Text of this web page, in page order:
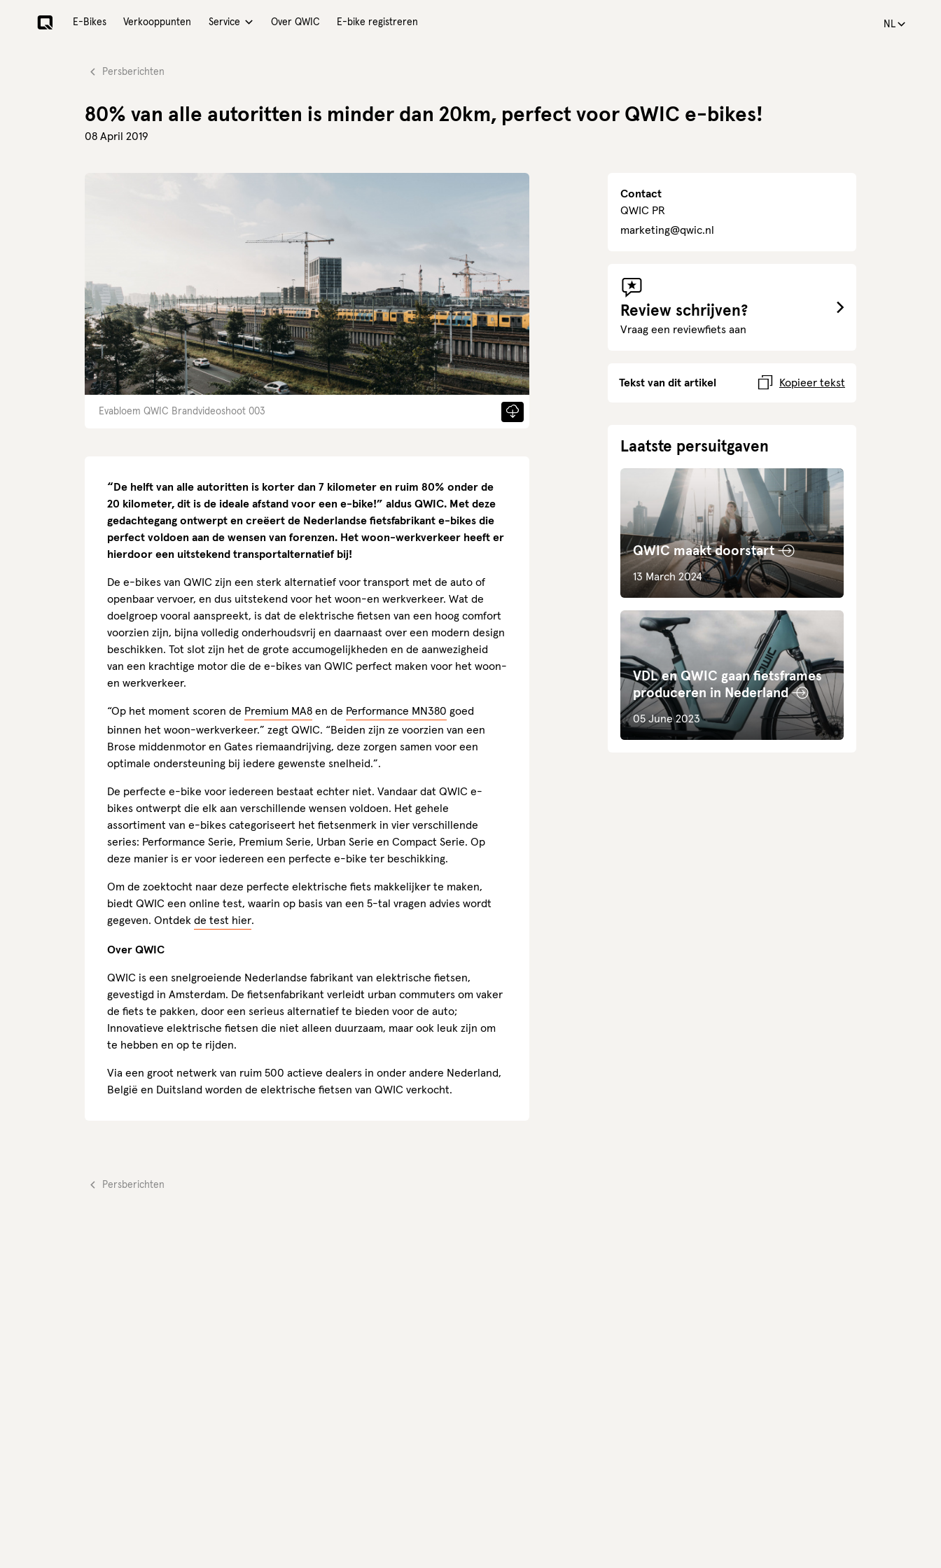
E-Bikes Verkooppunten Service Over QWIC E-bike registreren NL
Persberichten
80% van alle autoritten is minder dan 20km, perfect voor QWIC e-bikes!
08 April 2019
Evabloem QWIC Brandvideoshoot 003
“De helft van alle autoritten is korter dan 7 kilometer en ruim 80% onder de
20 kilometer, dit is de ideale afstand voor een e-bike!” aldus QWIC. Met deze
gedachtegang ontwerpt en creëert de Nederlandse fietsfabrikant e-bikes die
perfect voldoen aan de wensen van forenzen. Het woon-werkverkeer heeft er
hierdoor een uitstekend transportalternatief bij!
De e-bikes van QWIC zijn een sterk alternatief voor transport met de auto of
openbaar vervoer, en dus uitstekend voor het woon-en werkverkeer. Wat de
doelgroep vooral aanspreekt, is dat de elektrische fietsen van een hoog comfort
voorzien zijn, bijna volledig onderhoudsvrij en daarnaast over een modern design
beschikken. Tot slot zijn het de grote accumogelijkheden en de aanwezigheid
van een krachtige motor die de e-bikes van QWIC perfect maken voor het woon-
en werkverkeer.
“Op het moment scoren de Premium MA8 en de Performance MN380 goed
binnen het woon-werkverkeer.” zegt QWIC. “Beiden zijn ze voorzien van een
Brose middenmotor en Gates riemaandrijving, deze zorgen samen voor een
optimale ondersteuning bij iedere gewenste snelheid.”.
De perfecte e-bike voor iedereen bestaat echter niet. Vandaar dat QWIC e-
bikes ontwerpt die elk aan verschillende wensen voldoen. Het gehele
assortiment van e-bikes categoriseert het fietsenmerk in vier verschillende
series: Performance Serie, Premium Serie, Urban Serie en Compact Serie. Op
deze manier is er voor iedereen een perfecte e-bike ter beschikking.
Om de zoektocht naar deze perfecte elektrische fiets makkelijker te maken,
biedt QWIC een online test, waarin op basis van een 5-tal vragen advies wordt
gegeven. Ontdek de test hier.
Over QWIC
QWIC is een snelgroeiende Nederlandse fabrikant van elektrische fietsen,
gevestigd in Amsterdam. De fietsenfabrikant verleidt urban commuters om vaker
de fiets te pakken, door een serieus alternatief te bieden voor de auto;
Innovatieve elektrische fietsen die niet alleen duurzaam, maar ook leuk zijn om
te hebben en op te rijden.
Via een groot netwerk van ruim 500 actieve dealers in onder andere Nederland,
België en Duitsland worden de elektrische fietsen van QWIC verkocht.
Contact
QWIC PR
marketing@qwic.nl
Review schrijven?
Vraag een reviewfiets aan
Tekst van dit artikel Kopieer tekst
Laatste persuitgaven
QWIC maakt doorstart
13 March 2024
VDL en QWIC gaan fietsframes
produceren in Nederland
05 June 2023
Persberichten